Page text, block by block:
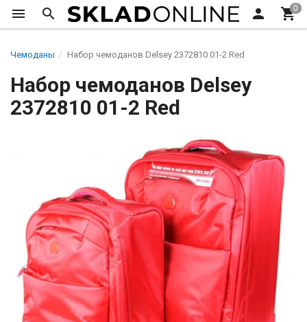
Чемоданы Набор чемоданов Delsey 2372810 01-2 Red
Набор чемоданов Delsey
2372810 01-2 Red